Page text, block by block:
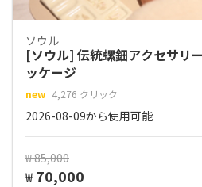
ソウル
[ソウル] 伝統螺鈿アクセサリ
ッケージ
new 4,276 クリック
2026-08-09から使用可能
₩ 85,000
₩ 70,000